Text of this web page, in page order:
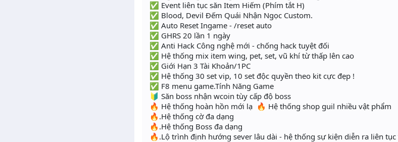
✅ Event liên tục săn Item Hiếm (Phím tắt H)
✅ Blood, Devil Đếm Quái Nhận Ngọc Custom.
✅ Auto Reset Ingame - /reset auto
✅ GHRS 20 lần 1 ngày
✅ Anti Hack Công nghệ mới - chống hack tuyệt đối
✅ Hệ thống mix item wing, pet, set, vũ khí từ thấp lên cao
✅ Giới Hạn 3 Tài Khoản/1PC
✅ Hệ thống 30 set vip, 10 set độc quyền theo kit cực đẹp !
✅ F8 menu game.Tính Năng Game
🔰 Săn boss nhận wcoin tùy cấp độ boss
🔥 Hệ thống hoàn hồn mới lạ 🔥 Hệ thống shop guil nhiều vật phẩm
🔥.Hệ thống cờ đa dạng
🔥.Hệ thống Boss đa dạng
🔥.Lộ trình định hướng sever lâu dài - hệ thống sự kiện diễn ra liên tục